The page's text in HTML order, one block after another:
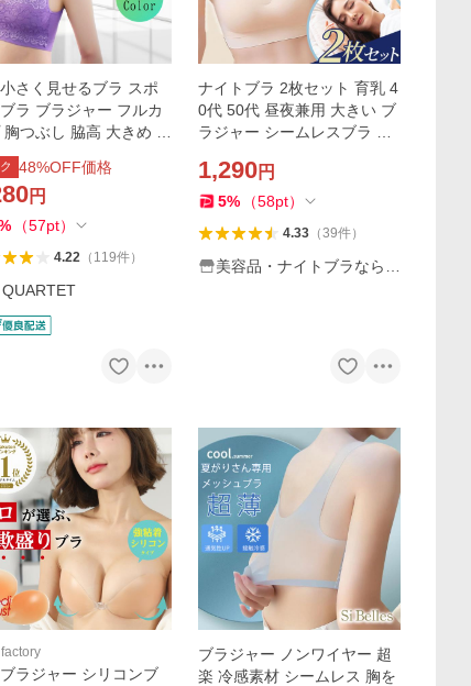
さく見せるブラ スポ
ラ ブラジャー フルカ
胸つぶし 脇高 大きめ 下
サイズ 50代 40代 30
く見せる 背中 おさえ
迫
48%OFF価格
円
（57pt）
4.22（ 119件）
QUARTET
ナイトブラ 2枚セット 育乳 4
0代 50代 昼夜兼用 大きい ブ
ラジャー シームレスブラ ノ
用ブラ おしゃれ 小胸 日中 安
い 楽
1,290円
5% （58pt）
4.33（39件）
美容品・ナイトブラならU
ラジャー シリコンブ
ブラジャー ノンワイヤー 超
楽 冷感素材 シームレス 胸を